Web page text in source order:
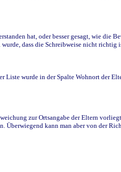
hat, oder besser gesagt, wie die
dass die Schreibweise nicht richtig
wurde in der Spalte Wohnort der
zur Ortsangabe der Eltern
kann man aber von der